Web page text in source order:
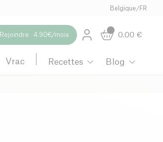
Belgique /FR
Rejoindre · 4.90€/mois 0.00 €
Vrac Recettes Blog